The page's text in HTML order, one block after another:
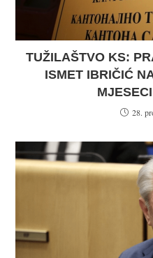
TUŽILAŠTVO KS:
ISMET IBRIČIĆ
28.